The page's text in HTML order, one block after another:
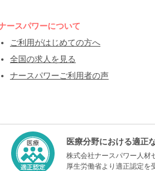
ースパワーについて
ご利用がはじめての方へ
全国の求人を見る
ナースパワーご利用者の声
医療分野における適正
株式会社ナースパワー人材
厚生労働省より適正認定を